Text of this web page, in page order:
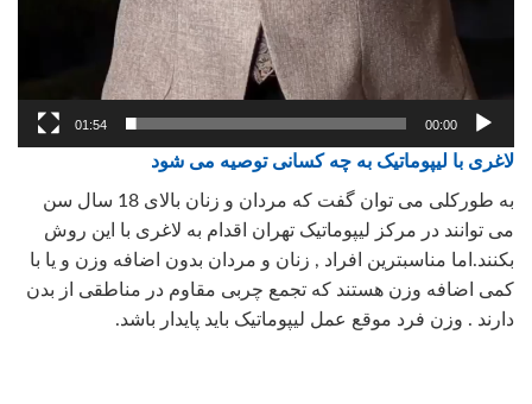
00:00
01:54
لاغری با لیپوماتیک به چه کسانی توصیه می شود
به طورکلی می توان گفت که مردان و زنان بالای 18 سال سن
می توانند در مرکز لیپوماتیک تهران اقدام به لاغری با این روش
بکنند.اما مناسبترین افراد , زنان و مردان بدون اضافه وزن و یا با
کمی اضافه وزن هستند که تجمع چربی مقاوم در مناطقی از بدن
دارند . وزن فرد موقع عمل لیپوماتیک باید پایدار باشد.